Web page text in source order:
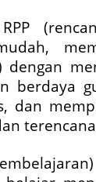
berdaya
dan